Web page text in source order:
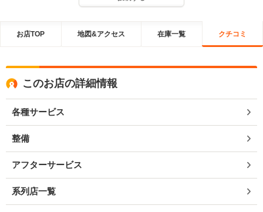
お店TOP 地図&アクセス 在庫一覧 クチコミ
このお店の詳細情報
各種サービス
整備
アフターサービス
系列店一覧